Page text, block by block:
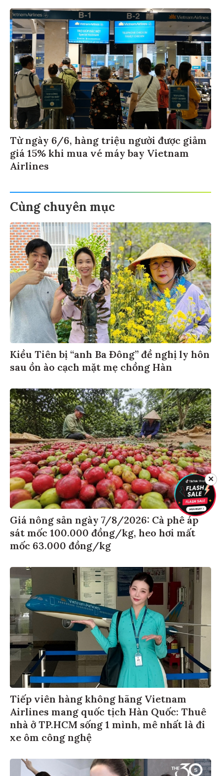
Từ ngày 6/6, hàng triệu người được giảm
giá 15% khi mua vé máy bay Vietnam
Airlines
Cùng chuyên mục
Kiều Tiên bị “anh Ba Đông” đề nghị ly hôn
sau ồn ào cạch mặt mẹ chồng Hàn
Giá nông sản ngày 7/8/2026: Cà phê áp
sát mốc 100.000 đồng/kg, heo hơi mất
mốc 63.000 đồng/kg
Tiếp viên hàng không hãng Vietnam
Airlines mang quốc tịch Hàn Quốc: Thuê
nhà ở TP.HCM sống 1 mình, mê nhất là đi
xe ôm công nghệ
✕